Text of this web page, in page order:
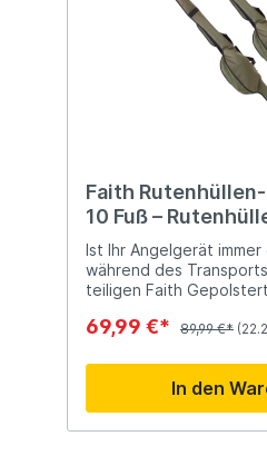
Faith
10 Fuß –
Ist Ihr Angelgerät
während des
teiligen Faith
zu machen! Diese
konzipiert, sodass Sie
Weg machen können.
Merkmale bieten
Bequemlichkeit, damit
69,99 €* 89,99 €*
In den